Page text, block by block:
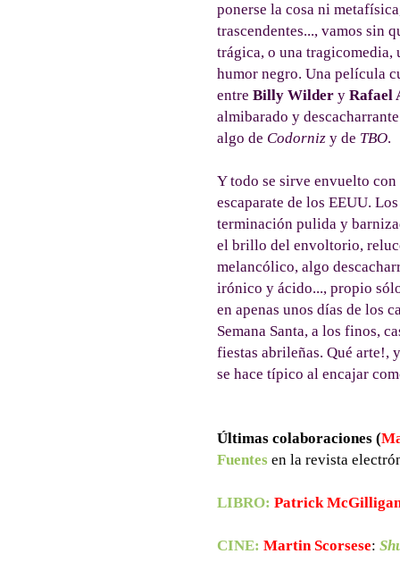
ponerse la cosa ni
trascendentes..., vamos sin
trágica, o una tragicomedia,
humor negro. Una película
entre Billy Wilder y Rafael
almibarado y
algo de Codorniz y de TBO.
Y todo se sirve envuelto
escaparate de los EEUU.
terminación pulida y
el brillo del envoltorio,
melancólico, algo
irónico y ácido..., propio
en apenas unos días de los
Semana Santa, a los finos,
fiestas abrileñas. Qué arte!,
se hace típico al encajar
Últimas colaboraciones (
Fuentes en la revista
LIBRO: Patrick
CINE: Martin Scorsese: